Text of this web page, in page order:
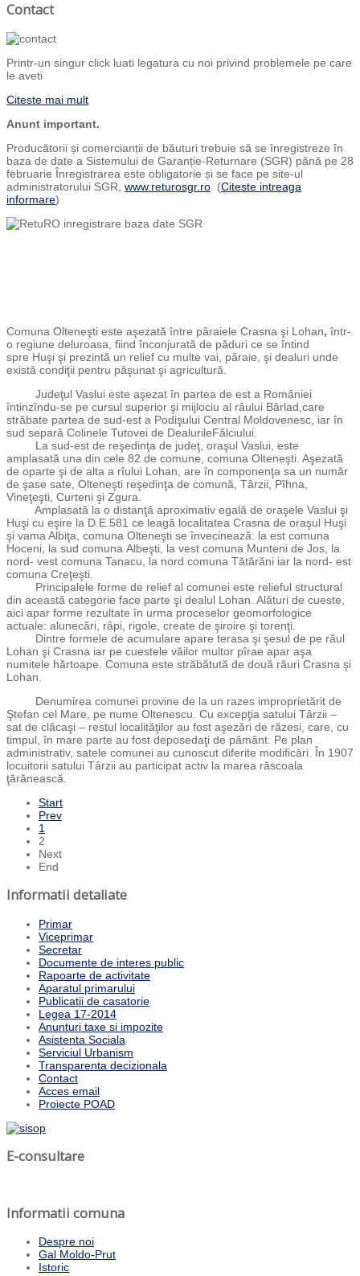
Contact
Printr-un singur click luati legatura cu noi privind problemele pe care
le aveti
Citeste mai mult
Anunt important.
Producătorii și comercianții de băuturi trebuie să se înregistreze în
baza de date a Sistemului de Garanție-Returnare (SGR) până pe 28
februarie Înregistrarea este obligatorie și se face pe site-ul
administratorului SGR, www.returosgr.ro (Citeste intreaga
informare)
Comuna Olteneşti este aşezată între pâraiele Crasna şi Lohan, într-
o regiune deluroasa, fiind înconjurată de păduri ce se întind
spre Huşi şi prezintă un relief cu multe vai, pâraie, şi dealuri unde
există condiţii pentru păşunat şi agricultură.
Judeţul Vaslui este aşezat în partea de est a României
întinzîndu-se pe cursul superior şi mijlociu al râului Bârlad,care
străbate partea de sud-est a Podişului Central Moldovenesc, iar în
sud separă Colinele Tutovei de DealurileFălciului.
La sud-est de reşedinţa de judeţ, oraşul Vaslui, este
amplasată una din cele 82 de comune, comuna Olteneşti. Aşezată
de oparte şi de alta a rîului Lohan, are în componenţa sa un număr
de şase sate, Olteneşti reşedinţa de comună, Târzii, Pîhna,
Vineţeşti, Curteni şi Zgura.
Amplasată la o distanţă aproximativ egală de oraşele Vaslui şi
Huşi cu eşire la D.E.581 ce leagă localitatea Crasna de oraşul Huşi
şi vama Albiţa, comuna Olteneşti se învecinează: la est comuna
Hoceni, la sud comuna Albeşti, la vest comuna Munteni de Jos, la
nord- vest comuna Tanacu, la nord comuna Tătărăni iar la nord- est
comuna Creţeşti.
Principalele forme de relief al comunei este relieful structural
din această categorie face parte şi dealul Lohan. Alături de cueste,
aici apar forme rezultate în urma proceselor geomorfologice
actuale: alunecări, râpi, rigole, create de şiroire şi torenţi.
Dintre formele de acumulare apare terasa şi şesul de pe răul
Lohan şi Crasna iar pe cuestele văilor multor pîrae apar aşa
numitele hărtoape. Comuna este străbătută de două răuri Crasna şi
Lohan.
Denumirea comunei provine de la un razes improprietărit de
Ştefan cel Mare, pe nume Oltenescu. Cu excepţia satului Târzii –
sat de clăcaşi – restul localităţilor au fost aşezări de răzesi, care, cu
timpul, în mare parte au fost deposedaţi de pământ. Pe plan
administrativ, satele comunei au cunoscut diferite modificări. În 1907
locuitorii satului Târzii au participat activ la marea răscoala
ţărănească.
Start
Prev
1
2
Next
End
Informatii detaliate
Primar
Viceprimar
Secretar
Documente de interes public
Rapoarte de activitate
Aparatul primarului
Publicatii de casatorie
Legea 17-2014
Anunturi taxe si impozite
Asistenta Sociala
Serviciul Urbanism
Transparenta decizionala
Contact
Acces email
Proiecte POAD
E-consultare
Informatii comuna
Despre noi
Gal Moldo-Prut
Istoric